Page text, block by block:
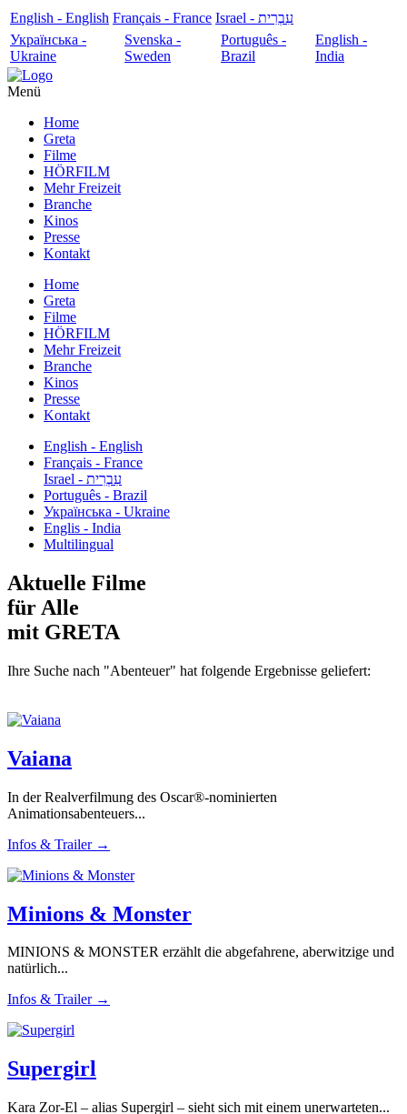
English - English Français - France
עִבְרִית - Israel
Українська -
Ukraine
Svenska -
Sweden
Português -
Brazil
English -
India
Menü
Home
Greta
Filme
HÖRFILM
Mehr Freizeit
Branche
Kinos
Presse
Kontakt
Home
Greta
Filme
HÖRFILM
Mehr Freizeit
Branche
Kinos
Presse
Kontakt
English - English
Français - France
עִבְרִית - Israel
Português - Brazil
Українська - Ukraine
Englis - India
Multilingual
Aktuelle Filme
für Alle
mit GRETA
Ihre Suche nach "Abenteuer" hat folgende Ergebnisse geliefert:
Vaiana
In der Realverfilmung des Oscar®-nominierten
Animationsabenteuers...
Infos & Trailer →
Minions & Monster
MINIONS & MONSTER erzählt die abgefahrene, aberwitzige und
natürlich...
Infos & Trailer →
Supergirl
Kara Zor-El – alias Supergirl – sieht sich mit einem unerwarteten...